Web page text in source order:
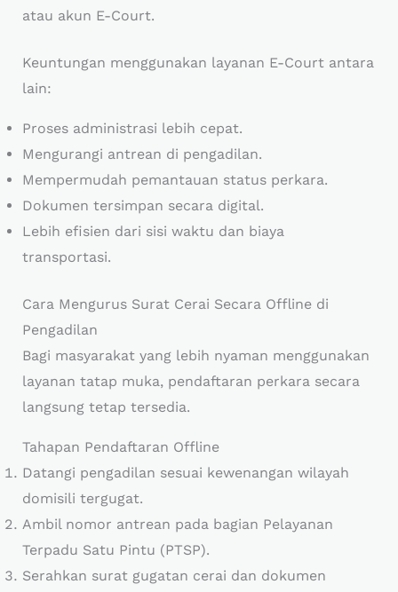
atau akun E-Court.
Keuntungan menggunakan layanan E-Court antara
lain:
Proses administrasi lebih cepat.
Mengurangi antrean di pengadilan.
Mempermudah pemantauan status perkara.
Dokumen tersimpan secara digital.
Lebih efisien dari sisi waktu dan biaya
transportasi.
Cara Mengurus Surat Cerai Secara Offline di
Pengadilan
Bagi masyarakat yang lebih nyaman menggunakan
layanan tatap muka, pendaftaran perkara secara
langsung tetap tersedia.
Tahapan Pendaftaran Offline
Datangi pengadilan sesuai kewenangan wilayah
domisili tergugat.
Ambil nomor antrean pada bagian Pelayanan
Terpadu Satu Pintu (PTSP).
Serahkan surat gugatan cerai dan dokumen